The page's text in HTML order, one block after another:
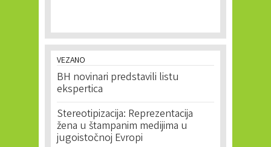
VEZANO
BH novinari predstavili listu
ekspertica
Stereotipizacija: Reprezentacija
žena u štampanim medijima u
jugoistočnoj Evropi